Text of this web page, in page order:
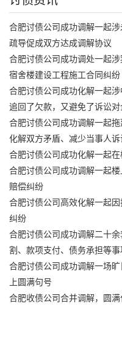
合肥讨债公司成功调解一起
疏导促成双方达成调解协议
合肥讨债公司成功调处一起
宿舍楼建设工程施工合同纠纷
合肥讨债公司成功化解一起
追回了欠款，又避免了诉讼
合肥讨债公司成功调解一起
化解双方矛盾、减少当事人诉
合肥讨债公司成功化解一起
合肥讨债公司成功调解一起
赔偿纠纷
合肥讨债公司高效化解一起
纠纷
合肥讨债公司成功调解二十
割、款项支付、债务承担等
合肥讨债公司成功调解一场
上圆满句号
合肥收债公司合并调解，圆